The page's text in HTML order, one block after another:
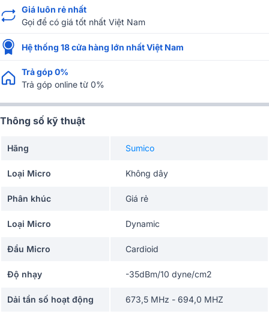
Giá luôn rẻ nhất
Gọi để có giá tốt nhất Việt Nam
Hệ thống 18 cửa hàng lớn nhất Việt Nam
Trả góp 0%
Trả góp online từ 0%
Thông số kỹ thuật
Hãng Sumico
Loại Micro Không dây
Phân khúc Giá rẻ
Loại Micro Dynamic
Đầu Micro Cardioid
Độ nhạy -35dBm/10 dyne/cm2
Dải tần số hoạt động 673,5 MHz - 694,0 MHZ